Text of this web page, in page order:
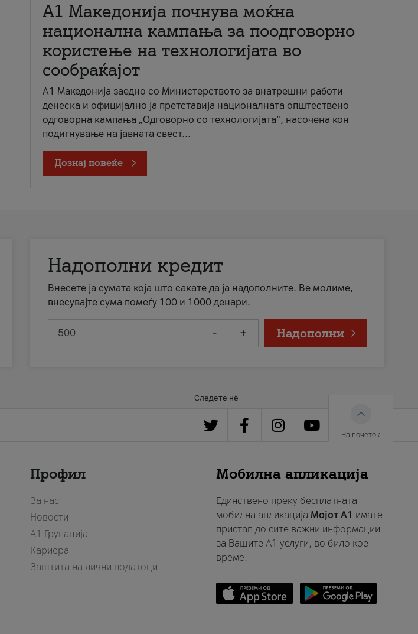
A1 Македонија почнува моќна
национална кампања за поодговорно
користење на технологијата во
сообраќајот
A1 Македонија заедно со Министерството за внатрешни работи
денеска и официјално ја претставија националната општествено
одговорна кампања „Одговорно со технологијата“, насочена кон
подигнување на јавната свест...
Дознај повеќе
Надополни кредит
Внесете ја сумата која што сакате да ја надополните. Ве молиме,
внесувајте сума помеѓу 100 и 1000 денари.
- + Надополни
Следете нè
На почеток
Профил
За нас
Новости
А1 Групација
Кариера
Заштита на лични податоци
Мобилна апликација
Единствено преку бесплатната
мобилна апликација Мојот A1 имате
пристап до сите важни информации
за Вашите A1 услуги, во било кое
време.